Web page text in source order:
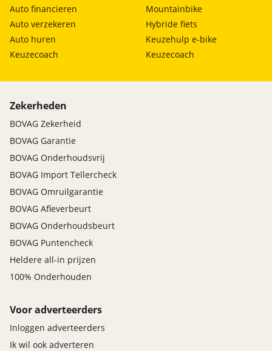
Auto financieren
Auto verzekeren
Auto huren
Keuzecoach
Mountainbike
Hybride fiets
Keuzehulp e-bike
Keuzecoach
Zekerheden
BOVAG Zekerheid
BOVAG Garantie
BOVAG Onderhoudsvrij
BOVAG Import Tellercheck
BOVAG Omruilgarantie
BOVAG Afleverbeurt
BOVAG Onderhoudsbeurt
BOVAG Puntencheck
Heldere all-in prijzen
100% Onderhouden
Voor adverteerders
Inloggen adverteerders
Ik wil ook adverteren